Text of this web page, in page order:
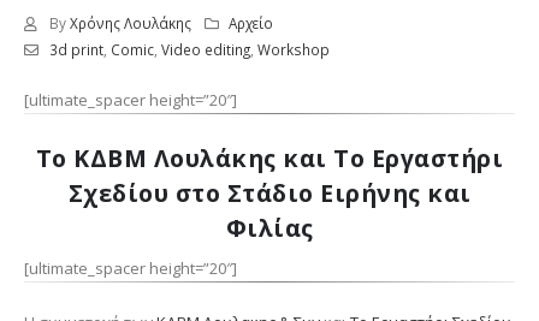
By Χρόνης Λουλάκης
Αρχείο
3d print, Comic, Video editing, Workshop
[ultimate_spacer height=”20″]
Το ΚΔΒΜ Λουλάκης και Το Εργαστήρι
Σχεδίου στο Στάδιο Ειρήνης και
Φιλίας
[ultimate_spacer height=”20″]